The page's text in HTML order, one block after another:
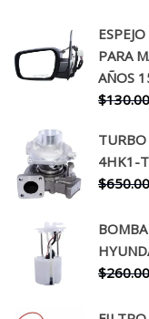
PARA
AÑOS
$
4HK1-
$
$